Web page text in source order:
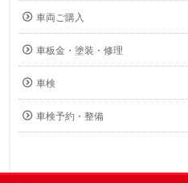
車両ご購入
車板金・塗装・修理
車検
車検予約・整備